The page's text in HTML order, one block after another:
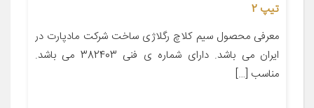
تیپ 2
معرفی محصول سیم کلاچ رگلاژی ساخت شرکت مادپارت در
ایران می باشد. دارای شماره ی فنی 382403 می باشد.
مناسب […]